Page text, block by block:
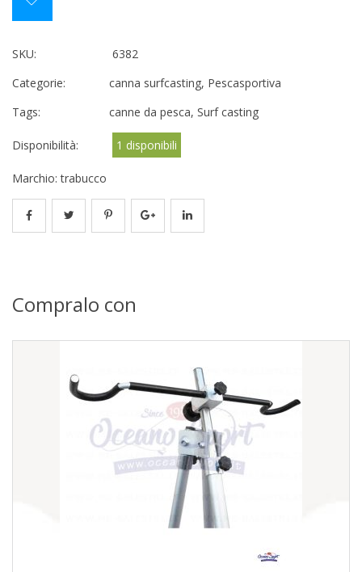
SKU:
6382
Categorie:
canna surfcasting, Pescasportiva
Tags:
canne da pesca, Surf casting
Disponibilità: 1 disponibili
Marchio:trabucco
Compralo con